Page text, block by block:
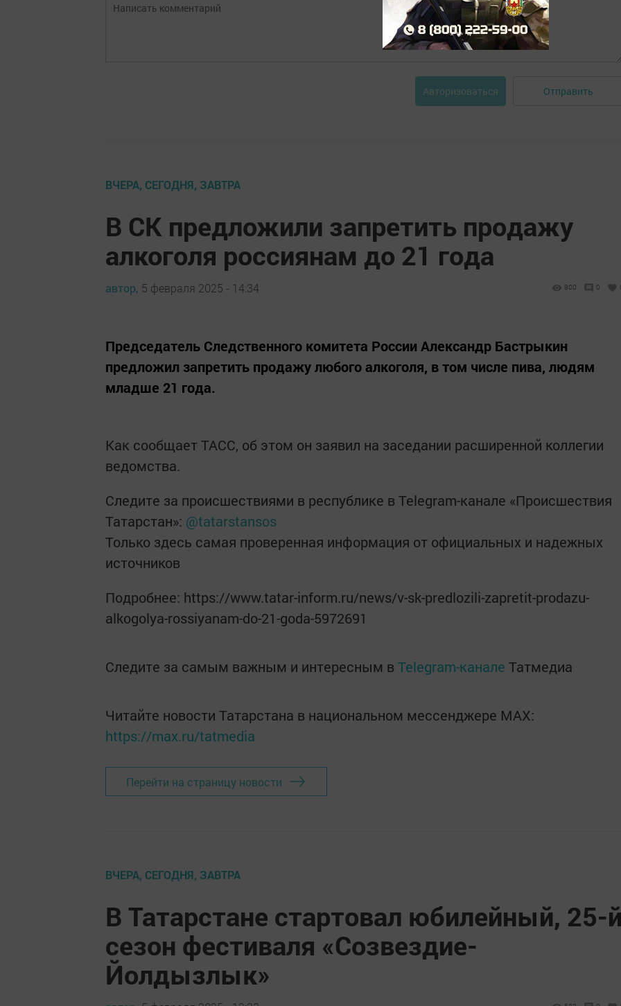
Авторизоваться Отправить
ВЧЕРА, СЕГОДНЯ, ЗАВТРА
В СК предложили запретить продажу
алкоголя россиянам до 21 года
автор, 5 февраля 2025 - 14:34 800 0
Председатель Следственного комитета России Александр Бастрыкин
предложил запретить продажу любого алкоголя, в том числе пива, людям
младше 21 года.
Как сообщает ТАСС, об этом он заявил на заседании расширенной коллегии
ведомства.
Следите за происшествиями в республике в Telegram-канале «Происшествия
Татарстан»: @tatarstansos
Только здесь самая проверенная информация от официальных и надежных
источников
Подробнее: https://www.tatar-inform.ru/news/v-sk-predlozili-zapretit-prodazu-
alkogolya-rossiyanam-do-21-goda-5972691
Следите за самым важным и интересным в Telegram-канале Татмедиа
Читайте новости Татарстана в национальном мессенджере MАХ:
https://max.ru/tatmedia
Перейти на страницу новости
ВЧЕРА, СЕГОДНЯ, ЗАВТРА
В Татарстане стартовал юбилейный, 25-
сезон фестиваля «Созвездие-
Йолдызлык»